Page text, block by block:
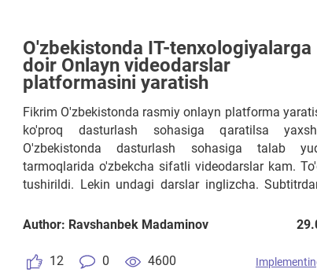
O'zbekistonda IT-tenxologiyalarga
doir Onlayn videodarslar
platformasini yaratish
Fikrim O'zbekistonda rasmiy onlayn platforma
ko'proq dasturlash sohasiga qaratilsa
O'zbekistonda dasturlash sohasiga talab
tarmoqlarida o'zbekcha sifatli videodarslar kam.
tushirildi. Lekin undagi darslar inglizcha.
davlatlarda bunday videolar juda ko'p. Masalan,
Author: Ravshanbek Madaminov
12 0 4600